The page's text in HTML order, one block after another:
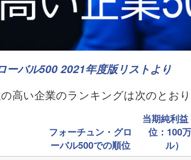
ーバル500 2021年度版リストより
高い企業のランキングは次のとおり
フォーチュン・グロ
ーバル500での順位
当期純利
位：100
ル）